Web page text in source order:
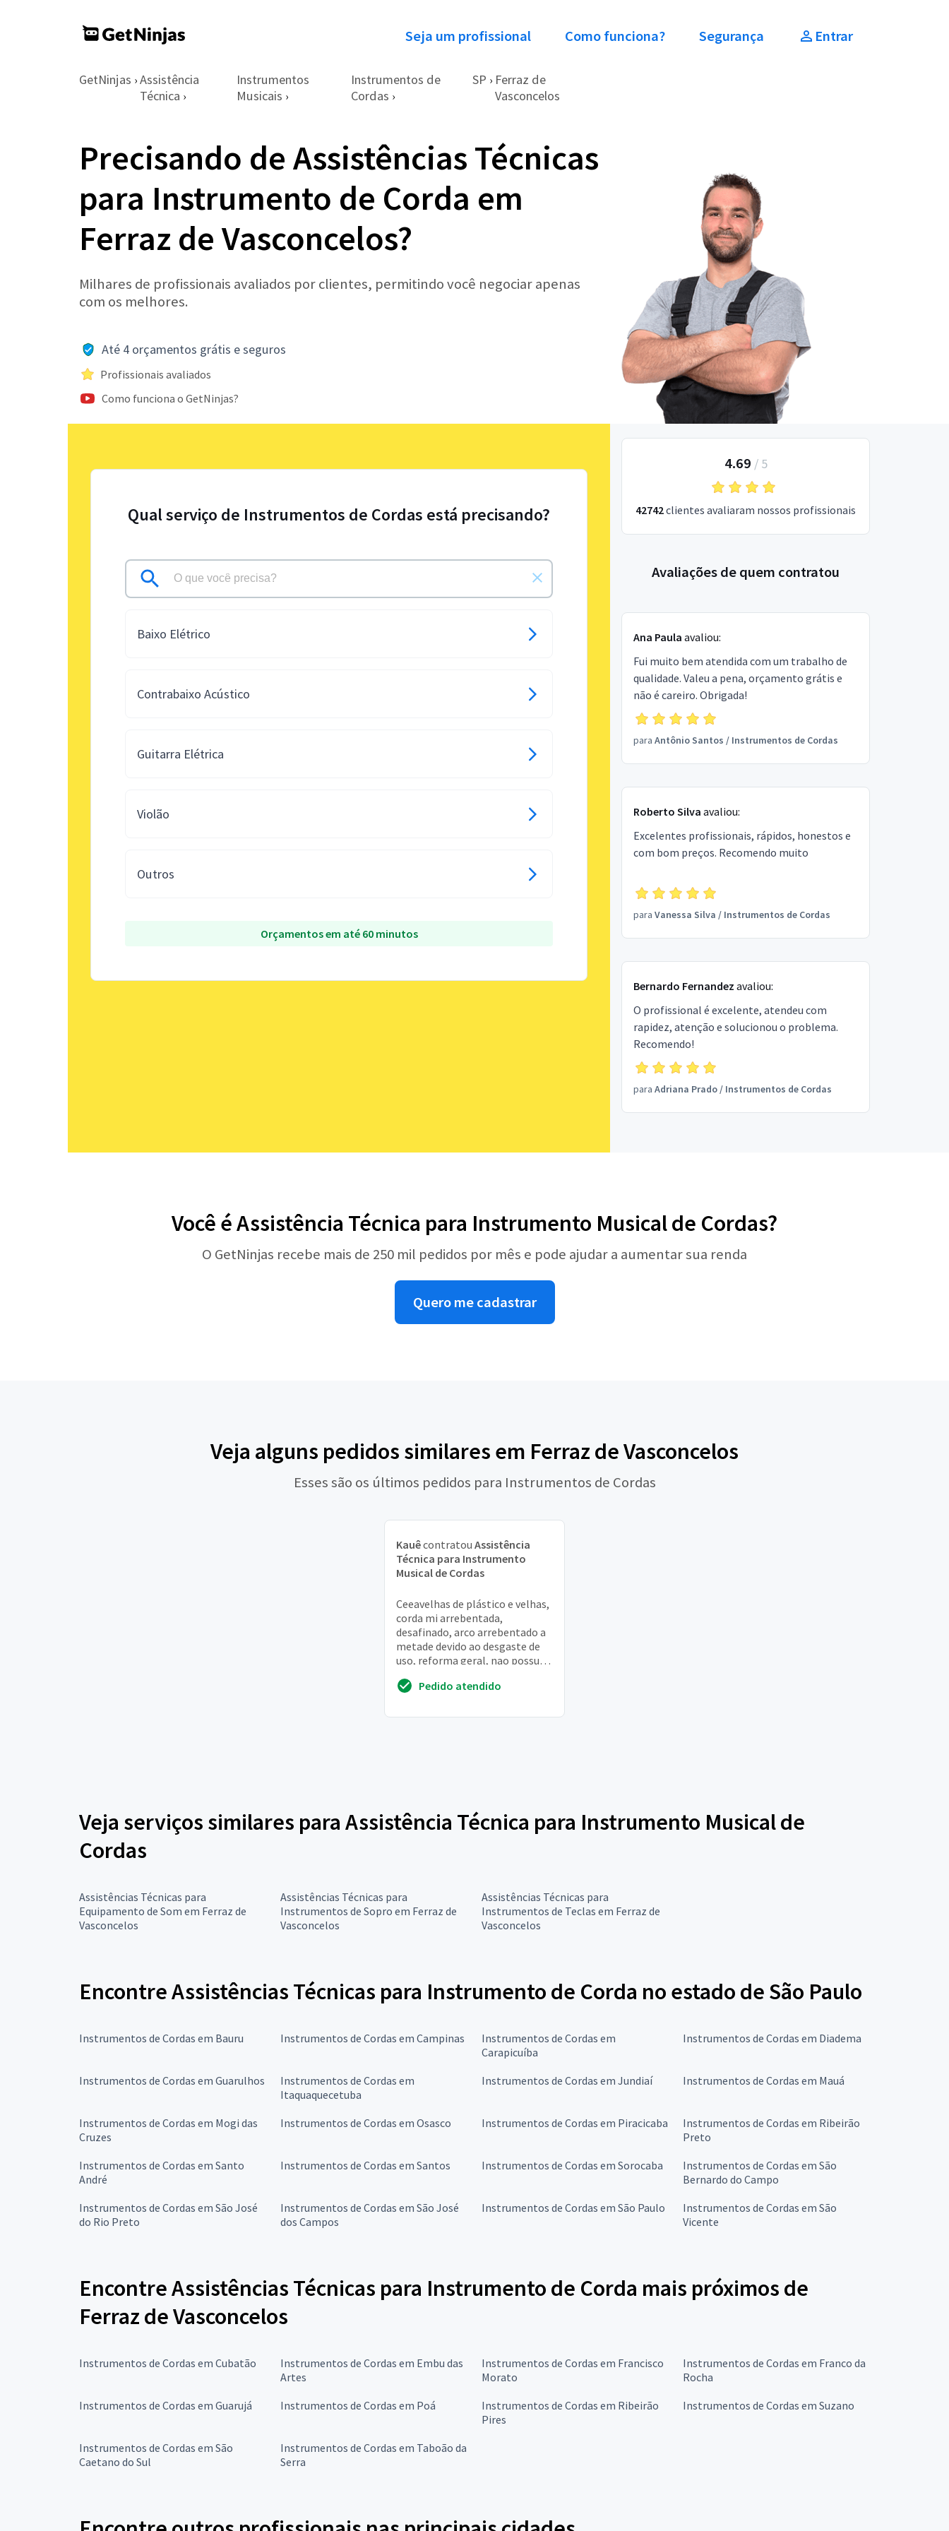
Seja um profissional Como funciona? Segurança Entrar
GetNinjas › Assistência
Técnica ›
Instrumentos
Musicais ›
Instrumentos de
Cordas ›
SP › Ferraz de
Vasconcelos
Precisando de Assistências Técnicas
para Instrumento de Corda em
Ferraz de Vasconcelos?
Milhares de profissionais avaliados por clientes, permitindo você negociar apenas
com os melhores.
Até 4 orçamentos grátis e seguros
Profissionais avaliados
Como funciona o GetNinjas?
Qual serviço de Instrumentos de Cordas está precisando?
Baixo Elétrico
Contrabaixo Acústico
Guitarra Elétrica
Violão
Outros
Orçamentos em até 60 minutos
4.69 / 5
42742clientes avaliaram nossos profissionais
Avaliações de quem contratou
Ana Paula avaliou:
Fui muito bem atendida com um trabalho de
qualidade. Valeu a pena, orçamento grátis e
não é careiro. Obrigada!
para Antônio Santos / Instrumentos de Cordas
Roberto Silva avaliou:
Excelentes profissionais, rápidos, honestos e
com bom preços. Recomendo muito
para Vanessa Silva / Instrumentos de Cordas
Bernardo Fernandez avaliou:
O profissional é excelente, atendeu com
rapidez, atenção e solucionou o problema.
Recomendo!
para Adriana Prado/ Instrumentos de Cordas
Você é Assistência Técnica para Instrumento Musical de Cordas?
O GetNinjas recebe mais de 250 mil pedidos por mês e pode ajudar a aumentar sua renda
Quero me cadastrar
Veja alguns pedidos similares em Ferraz de Vasconcelos
Esses são os últimos pedidos para Instrumentos de Cordas
Kauêcontratou Assistência
Técnica para Instrumento
Musical de Cordas
Ceeavelhas de plástico e velhas,
corda mi arrebentada,
desafinado, arco arrebentado a
metade devido ao desgaste de
uso, reforma geral, nao possuo
muita estima pe...
Pedido atendido
Veja serviços similares para Assistência Técnica para Instrumento Musical de
Cordas
Assistências Técnicas para
Equipamento de Som em Ferraz de
Vasconcelos
Assistências Técnicas para
Instrumentos de Sopro em Ferraz de
Vasconcelos
Assistências Técnicas para
Instrumentos de Teclas em Ferraz de
Vasconcelos
Encontre Assistências Técnicas para Instrumento de Corda no estado de São Paulo
Instrumentos de Cordas em Bauru Instrumentos de Cordas em Campinas
Instrumentos de Cordas em
Carapicuíba
Instrumentos de Cordas em Diadema
Instrumentos de Cordas em Guarulhos
Instrumentos de Cordas em
Itaquaquecetuba
Instrumentos de Cordas em Jundiaí Instrumentos de Cordas em Mauá
Instrumentos de Cordas em Mogi das
Cruzes
Instrumentos de Cordas em Osasco Instrumentos de Cordas em Piracicaba
Instrumentos de Cordas em Ribeirão
Preto
Instrumentos de Cordas em Santo
André
Instrumentos de Cordas em Santos Instrumentos de Cordas em Sorocaba
Instrumentos de Cordas em São
Bernardo do Campo
Instrumentos de Cordas em São José
do Rio Preto
Instrumentos de Cordas em São José
dos Campos
Instrumentos de Cordas em São Paulo
Instrumentos de Cordas em São
Vicente
Encontre Assistências Técnicas para Instrumento de Corda mais próximos de
Ferraz de Vasconcelos
Instrumentos de Cordas em Cubatão
Instrumentos de Cordas em Embu das
Artes
Instrumentos de Cordas em Francisco
Morato
Instrumentos de Cordas em Franco da
Rocha
Instrumentos de Cordas em Guarujá
Instrumentos de Cordas em Poá
Instrumentos de Cordas em Ribeirão
Pires
Instrumentos de Cordas em Suzano
Instrumentos de Cordas em São
Caetano do Sul
Instrumentos de Cordas em Taboão da
Serra